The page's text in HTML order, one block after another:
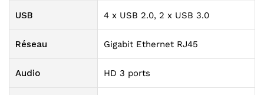
USB 4 x USB 2.0, 2 x USB 3.0
Réseau Gigabit Ethernet RJ45
Audio HD 3 ports